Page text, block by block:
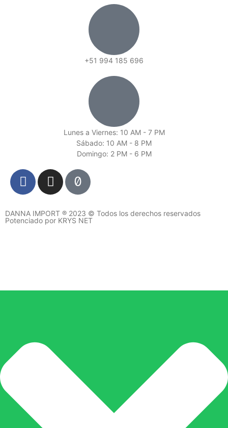
+51 994 185 696
Lunes a Viernes: 10 AM - 7 PM
Sábado: 10 AM - 8 PM
Domingo: 2 PM - 6 PM
DANNA IMPORT ® 2023 © Todos los derechos reservados
Potenciado por KRYS NET